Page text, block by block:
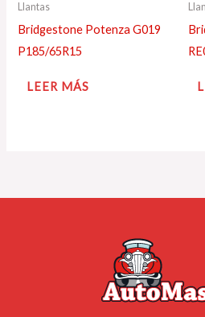
Llantas
Bridgestone Potenza G019
P185/65R15
LEER MÁS